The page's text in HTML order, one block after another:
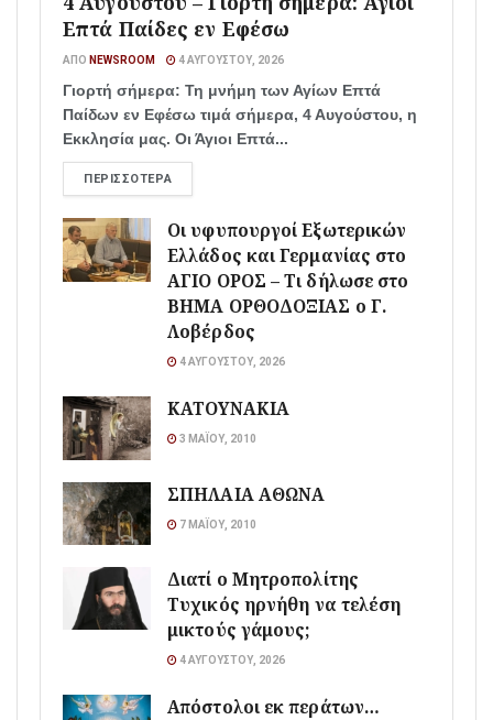
Επτά Παίδες εν Εφέσω
ΑΠΌ NEWSROOM 4 ΑΥΓΟΎΣΤΟΥ, 2026
Γιορτή σήμερα: Τη μνήμη των Αγίων Επτά
Παίδων εν Εφέσω τιμά σήμερα, 4 Αυγούστου, η
Εκκλησία μας. Οι Άγιοι Επτά...
ΠΕΡΙΣΣΌΤΕΡΑ
Οι υφυπουργοί Εξωτερικών
Ελλάδος και Γερμανίας στο
ΑΓΙΟ ΟΡΟΣ – Τι δήλωσε στο
ΒΗΜΑ ΟΡΘΟΔΟΞΙΑΣ ο Γ.
Λοβέρδος
4 ΑΥΓΟΎΣΤΟΥ, 2026
ΚΑΤΟΥΝΑΚΙΑ
3 ΜΑΪ́ΟΥ, 2010
ΣΠΗΛΑΙΑ ΑΘΩΝΑ
7 ΜΑΪ́ΟΥ, 2010
Διατί ο Μητροπολίτης
Τυχικός ηρνήθη να τελέση
μικτούς γάμους;
4 ΑΥΓΟΎΣΤΟΥ, 2026
Απόστολοι εκ περάτων…